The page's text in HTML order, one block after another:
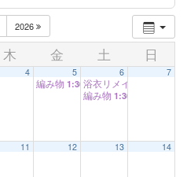
2026
木 金 土 日
11:00 AM
4 5
編み物 1:30 PM
6
浴衣リメイク・裁縫教
編み物 1:30 PM
7
11 12 13 14